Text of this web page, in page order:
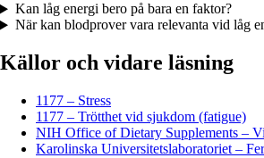
Kan låg energi bero på bara en faktor?
När kan blodprover vara relevanta vid låg
Källor och vidare läsning
1177 – Stress
1177 – Trötthet vid sjukdom (fatigue)
NIH Office of Dietary Supplements –
Karolinska Universitetslaboratoriet –